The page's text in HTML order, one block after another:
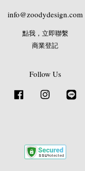
info@zoodydesign.com
點我，立即聯繫
商業登記
Follow Us
Facebook Instagram